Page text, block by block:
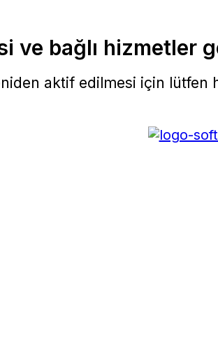
ve bağlı hizmetler
aktif edilmesi için lütfen